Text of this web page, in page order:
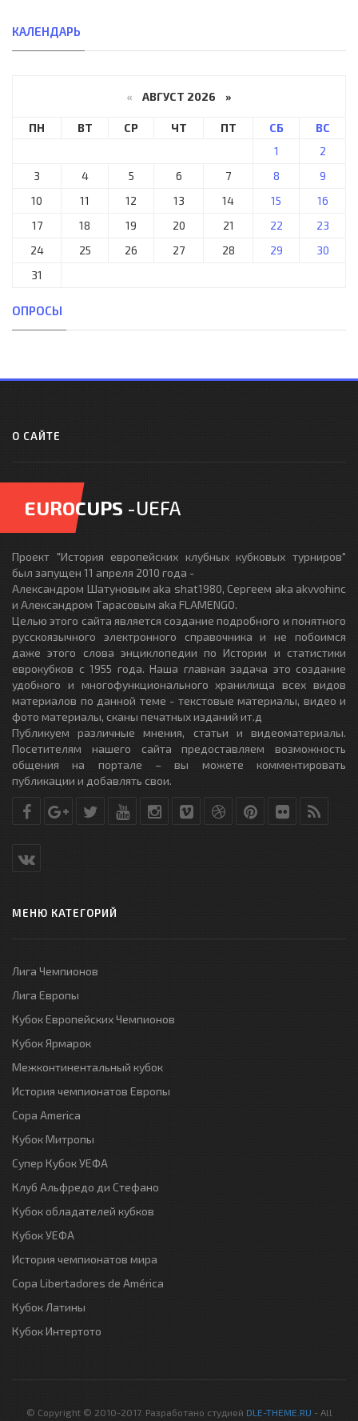
КАЛЕНДАРЬ
« АВГУСТ 2026 »
ПН ВТ СР ЧТ ПТ СБ
ВС
1
2
3
4 5 6 7 8
9
10
11 12 13 14 15
16
17
18 19 20 21 22
23
24
25 26 27 28 29
30
31
ОПРОСЫ
О САЙТЕ
EUROCUPS -UEFA
Проект "История европейских клубных кубковых турниров"
был запущен 11 апреля 2010 года -
Александром Шатуновым aka shat1980, Сергеем aka akvvohinc
и Александром Тарасовым aka FLAMENGO.
Целью этого сайта является создание подробного и понятного
русскоязычного электронного справочника и не побоимся
даже этого слова энциклопедии по Истории и статистики
еврокубков с 1955 года. Наша главная задача это создание
удобного и многофункционального хранилища всех видов
материалов по данной теме - текстовые материалы, видео и
фото материалы, сканы печатных изданий ит.д
Публикуем различные мнения, статьи и видеоматериалы.
Посетителям нашего сайта предоставляем возможность
общения на портале – вы можете комментировать
публикации и добавлять свои.
МЕНЮ КАТЕГОРИЙ
Лига Чемпионов
Лига Европы
Кубок Европейских Чемпионов
Кубок Ярмарок
Межконтинентальный кубок
История чемпионатов Европы
Copa America
Кубок Митропы
Супер Кубок УЕФА
Клуб Альфредо ди Стефано
Кубок обладателей кубков
Кубок УЕФА
История чемпионатов мира
Copa Libertadores de América
Кубок Латины
Кубок Интертото
© Copyright © 2010-2017. Разработано студией DLE-THEME.RU - All